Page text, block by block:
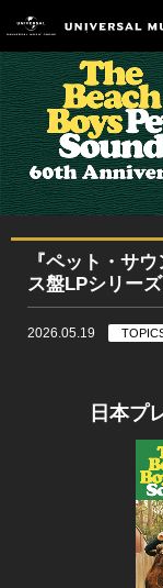
『ペット・サ
ス盤LPシリー
2026.05.19
日本プ